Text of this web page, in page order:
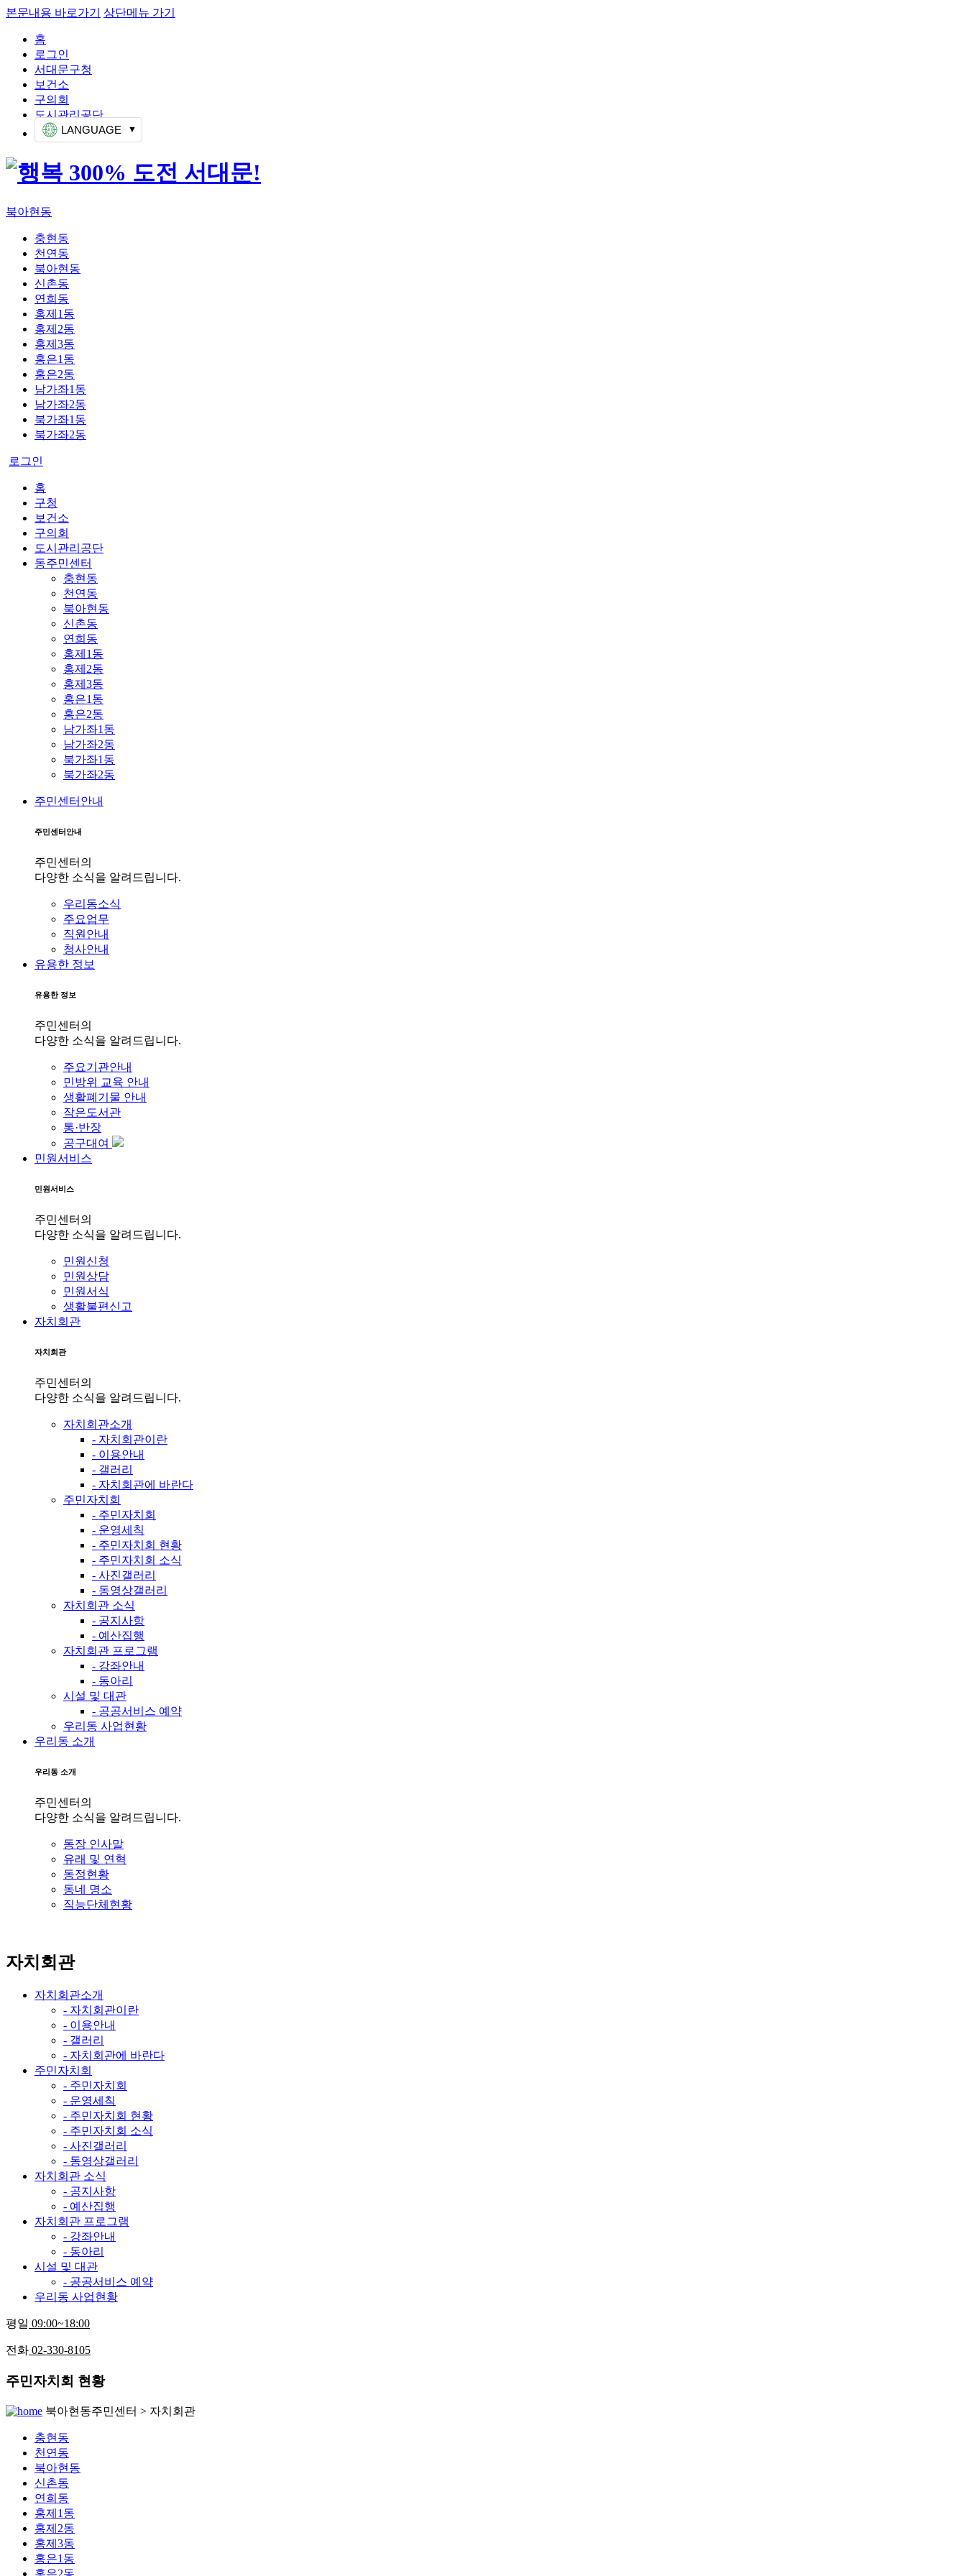
본문내용 바로가기 상단메뉴 가기
홈
로그인
서대문구청
보건소
구의회
도시관리공단
LANGUAGE
북아현동
충현동
천연동
북아현동
신촌동
연희동
홍제1동
홍제2동
홍제3동
홍은1동
홍은2동
남가좌1동
남가좌2동
북가좌1동
북가좌2동
로그인
홈
구청
보건소
구의회
도시관리공단
동주민센터
충현동
천연동
북아현동
신촌동
연희동
홍제1동
홍제2동
홍제3동
홍은1동
홍은2동
남가좌1동
남가좌2동
북가좌1동
북가좌2동
주민센터안내
주민센터안내
주민센터의
다양한 소식을 알려드립니다.
우리동소식
주요업무
직원안내
청사안내
유용한 정보
유용한 정보
주민센터의
다양한 소식을 알려드립니다.
주요기관안내
민방위 교육 안내
생활폐기물 안내
작은도서관
통·반장
공구대여
민원서비스
민원서비스
주민센터의
다양한 소식을 알려드립니다.
민원신청
민원상담
민원서식
생활불편신고
자치회관
자치회관
주민센터의
다양한 소식을 알려드립니다.
자치회관소개
- 자치회관이란
- 이용안내
- 갤러리
- 자치회관에 바란다
주민자치회
- 주민자치회
- 운영세칙
- 주민자치회 현황
- 주민자치회 소식
- 사진갤러리
- 동영상갤러리
자치회관 소식
- 공지사항
- 예산집행
자치회관 프로그램
- 강좌안내
- 동아리
시설 및 대관
- 공공서비스 예약
우리동 사업현황
우리동 소개
우리동 소개
주민센터의
다양한 소식을 알려드립니다.
동장 인사말
유래 및 연혁
동정현황
동네 명소
직능단체현황
자치회관
자치회관소개
- 자치회관이란
- 이용안내
- 갤러리
- 자치회관에 바란다
주민자치회
- 주민자치회
- 운영세칙
- 주민자치회 현황
- 주민자치회 소식
- 사진갤러리
- 동영상갤러리
자치회관 소식
- 공지사항
- 예산집행
자치회관 프로그램
- 강좌안내
- 동아리
시설 및 대관
- 공공서비스 예약
우리동 사업현황
평일 09:00~18:00
전화 02-330-8105
주민자치회 현황
북아현동주민센터 > 자치회관
충현동
천연동
북아현동
신촌동
연희동
홍제1동
홍제2동
홍제3동
홍은1동
홍은2동